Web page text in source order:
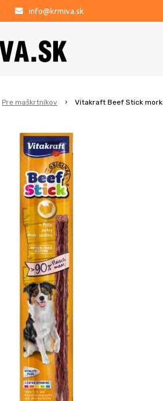
info@krmiva.sk
Pre maškrtníkov Vitakraft Beef Stick